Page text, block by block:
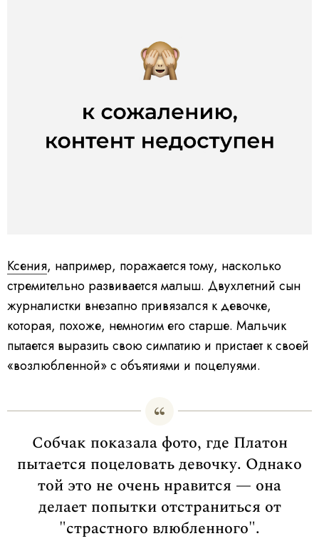
Ксения, например, поражается тому, насколько
стремительно развивается малыш. Двухлетний сын
журналистки внезапно привязался к девочке,
которая, похоже, немногим его старше. Мальчик
пытается выразить свою симпатию и пристает к своей
«возлюбленной» с объятиями и поцелуями.
Собчак показала фото, где Платон
пытается поцеловать девочку. Однако
той это не очень нравится — она
делает попытки отстраниться от
"страстного влюбленного".